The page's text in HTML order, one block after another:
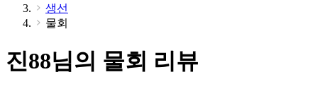
생선
물회
진88님의 물회 리뷰